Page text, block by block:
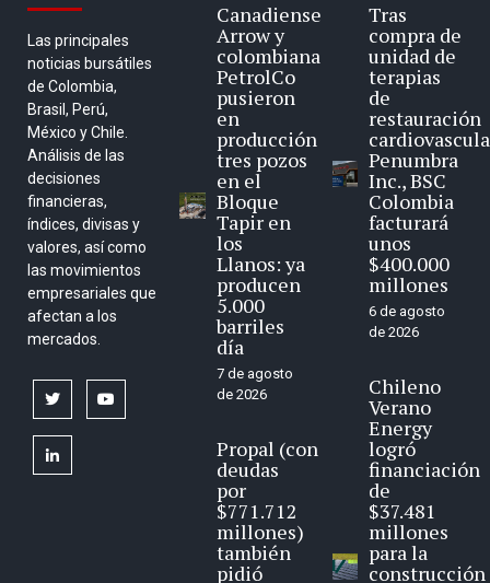
Las principales
noticias bursátiles
de Colombia,
Brasil, Perú,
México y Chile.
Análisis de las
decisiones
financieras,
índices, divisas y
valores, así como
las movimientos
empresariales que
afectan a los
mercados.
twitter
linkedin
Canadiense
Arrow y
colombiana
PetrolCo
pusieron
en
producción
tres pozos
en el
Bloque
Tapir en
los
Llanos: ya
producen
5.000
barriles
día
7 de agosto
de 2026
Propal (con
deudas
por
$771.712
millones)
también
pidió
Tras
compra de
unidad de
terapias
de
restauración
Penumbra
Inc., BSC
Colombia
facturará
unos
$400.000
millones
6 de agosto
de 2026
Chileno
Verano
Energy
logró
financiación
de
$37.481
millones
para la
construcción